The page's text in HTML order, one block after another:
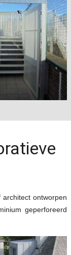
ontworpen
geperforeerd